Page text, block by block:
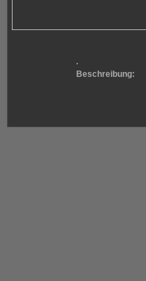
.
Beschreibung: